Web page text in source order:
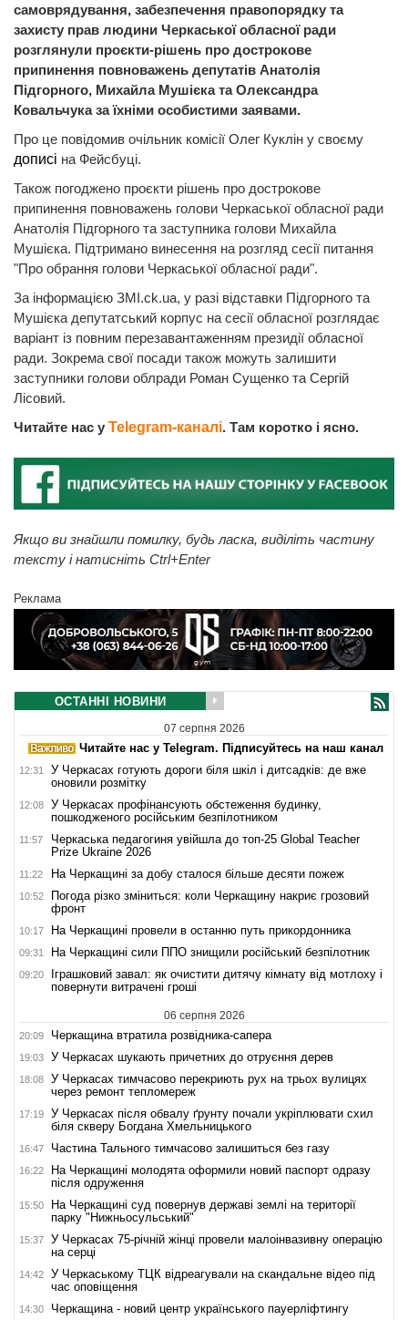
самоврядування, забезпечення правопорядку та
захисту прав людини Черкаської обласної ради
розглянули проєкти-рішень про дострокове
припинення повноважень депутатів Анатолія
Підгорного, Михайла Мушієка та Олександра
Ковальчука за їхніми особистими заявами.
Про це повідомив очільник комісії Олег Куклін у своєму
дописі на Фейсбуці.
Також погоджено проєкти рішень про дострокове
припинення повноважень голови Черкаської обласної ради
Анатолія Підгорного та заступника голови Михайла
Мушієка. Підтримано винесення на розгляд сесії питання
"Про обрання голови Черкаської обласної ради".
За інформацією ЗМІ.ck.ua, у разі відставки Підгорного та
Мушієка депутатський корпус на сесії обласної розглядає
варіант із повним перезавантаженням президії обласної
ради. Зокрема свої посади також можуть залишити
заступники голови облради Роман Сущенко та Сергій
Лісовий.
Читайте нас у Telegram-каналі. Там коротко і ясно.
Якщо ви знайшли помилку, будь ласка, виділіть частину
тексту і натисніть Ctrl+Enter
Реклама
ОСТАННІ НОВИНИ
07 серпня 2026
Читайте нас у Telegram. Підписуйтесь на наш канал
12:31
У Черкасах готують дороги біля шкіл і дитсадків: де вже
оновили розмітку
12:08
У Черкасах профінансують обстеження будинку,
пошкодженого російським безпілотником
11:57
Черкаська педагогиня увійшла до топ-25 Global Teacher
Prize Ukraine 2026
11:22 На Черкащині за добу сталося більше десяти пожеж
10:52
Погода різко зміниться: коли Черкащину накриє грозовий
фронт
10:17 На Черкащині провели в останню путь прикордонника
09:31 На Черкащині сили ППО знищили російський безпілотник
09:20
Іграшковий завал: як очистити дитячу кімнату від мотлоху і
повернути витрачені гроші
06 серпня 2026
20:09 Черкащина втратила розвідника-сапера
19:03 У Черкасах шукають причетних до отруєння дерев
18:08
У Черкасах тимчасово перекриють рух на трьох вулицях
через ремонт тепломереж
17:19
У Черкасах після обвалу ґрунту почали укріплювати схил
біля скверу Богдана Хмельницького
16:47 Частина Тального тимчасово залишиться без газу
16:22
На Черкащині молодята оформили новий паспорт одразу
після одруження
15:50
На Черкащині суд повернув державі землі на території
парку "Нижньосульський"
15:37
У Черкасах 75-річній жінці провели малоінвазивну операцію
на серці
14:42
У Черкаському ТЦК відреагували на скандальне відео під
час оповіщення
14:30 Черкащина - новий центр українського пауерліфтингу